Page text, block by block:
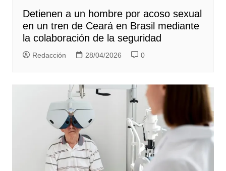
Detienen a un hombre por acoso sexual
en un tren de Ceará en Brasil mediante
la colaboración de la seguridad
Redacción 28/04/2026 0